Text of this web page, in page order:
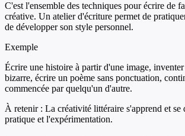
C'est l'ensemble des techniques pour écrire de
créative. Un atelier d'écriture permet de
de développer son style personnel.
Exemple
Écrire une histoire à partir d'une image,
bizarre, écrire un poème sans ponctuation,
commencée par quelqu'un d'autre.
À retenir : La créativité littéraire s'apprend et se
pratique et l'expérimentation.